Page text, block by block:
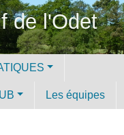
de l'Odet
Les équipes